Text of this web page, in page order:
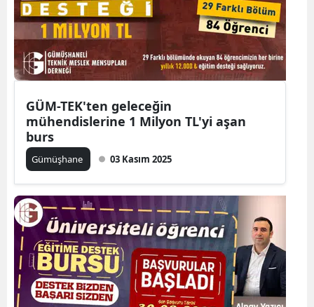
Giresun
Gümüşhane
Hakkari
Isparta
İstanbul
İzmir
Kars
Kastamonu
Kayseri
GÜM-TEK'ten geleceğin
mühendislerine 1 Milyon TL'yi aşan
burs
Gümüşhane 03 Kasım 2025